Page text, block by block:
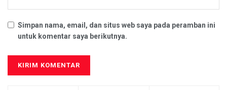
Simpan nama, email, dan situs web saya pada peramban ini
untuk komentar saya berikutnya.